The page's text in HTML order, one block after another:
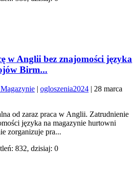
w Anglii bez znajomości języka
Birm...
| ogloszenia2024 | 28 marca
od zaraz praca w Anglii. Zatrudnienie
języka na magazynie hurtowni
zorganizuje pra...
832, dzisiaj: 0